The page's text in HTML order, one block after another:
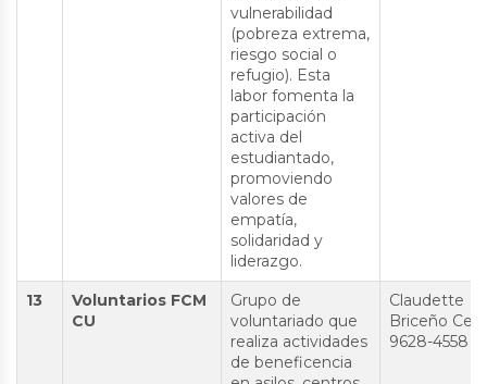
vulnerabilidad
(pobreza extrema,
riesgo social o
refugio). Esta
labor fomenta la
participación
activa del
estudiantado,
promoviendo
valores de
empatía,
solidaridad y
liderazgo.
13
Voluntarios FCM
CU
Grupo de
voluntariado que
realiza actividades
de beneficencia
Claudette
Briceño Cel:
9628-4558